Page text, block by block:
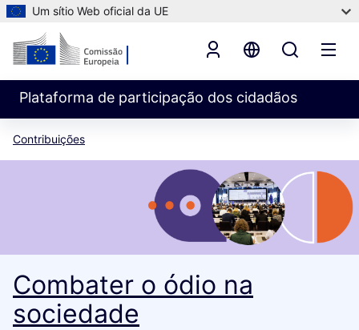
Um sítio Web oficial da UE
Plataforma de participação dos cidadãos
Contribuições
Combater o ódio na
sociedade